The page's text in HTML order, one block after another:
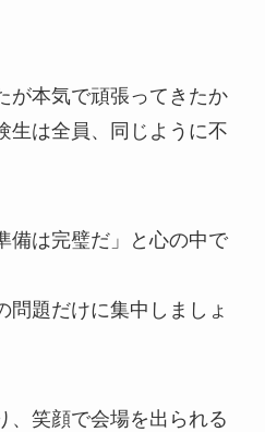
が本気で頑張ってきたか
生は全員、同じように不
備は完璧だ」と心の中で
問題だけに集中しましょ
、笑顔で会場を出られる